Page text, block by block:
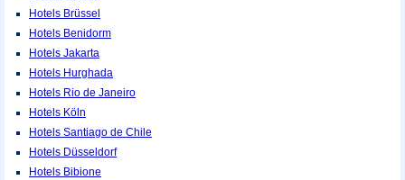
Hotels Brüssel
Hotels Benidorm
Hotels Jakarta
Hotels Hurghada
Hotels Rio de Janeiro
Hotels Köln
Hotels Santiago de Chile
Hotels Düsseldorf
Hotels Bibione